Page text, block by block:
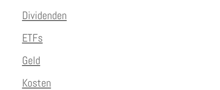
Dividenden
ETFs
Geld
Kosten